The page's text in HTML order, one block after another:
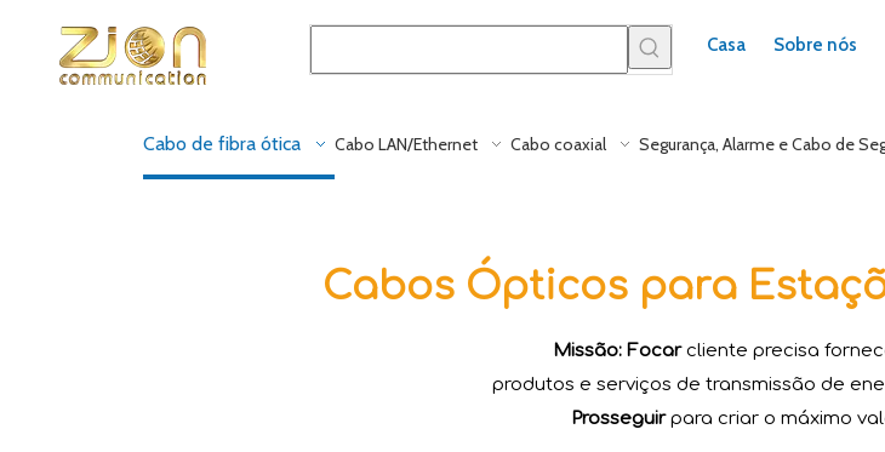
Casa Sobre nós
Cabo de fibra ótica Cabo LAN/Ethernet Cabo coaxial Segurança, Alarme e Cabo de
Cabos Ópticos para
Missão: Focarcliente precisa
produtos e serviços de transmissão de
Prosseguirpara criar o máximo